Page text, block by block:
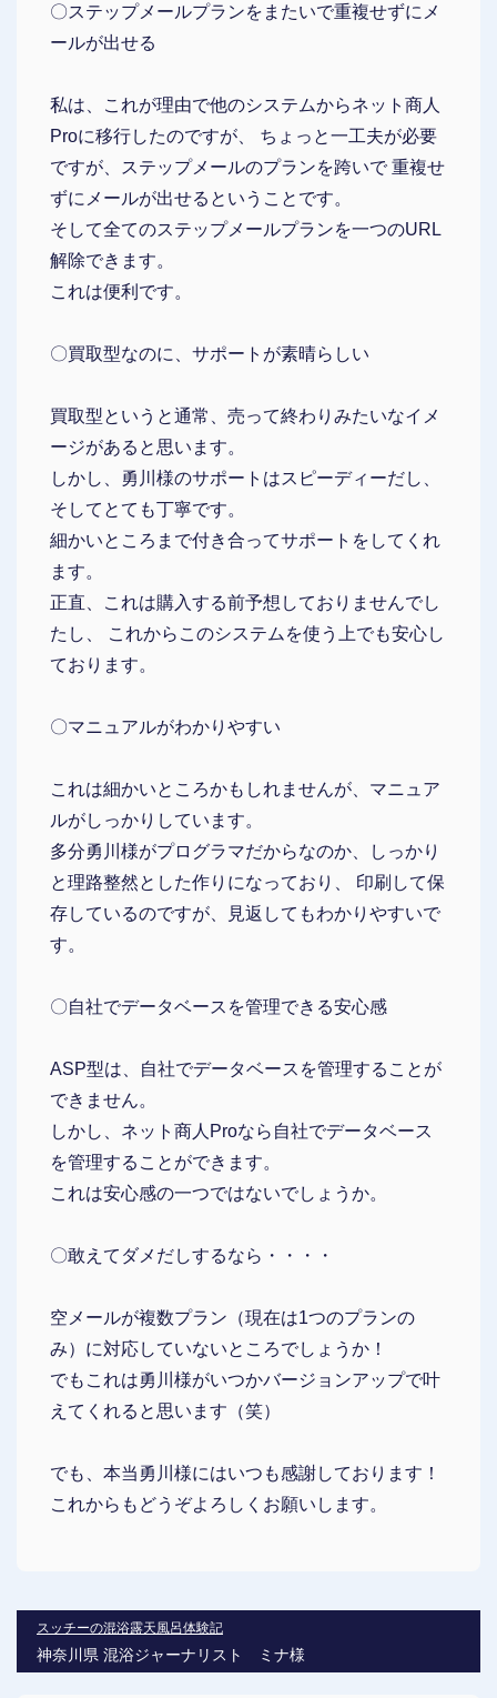
〇ステップメールプランをまたいで重複せずにメ
ールが出せる
私は、これが理由で他のシステムからネット商人
Proに移行したのですが、 ちょっと一工夫が必要
ですが、ステップメールのプランを跨いで 重複せ
ずにメールが出せるということです。
そして全てのステップメールプランを一つのURL
解除できます。
これは便利です。
〇買取型なのに、サポートが素晴らしい
買取型というと通常、売って終わりみたいなイメ
ージがあると思います。
しかし、勇川様のサポートはスピーディーだし、
そしてとても丁寧です。
細かいところまで付き合ってサポートをしてくれ
ます。
正直、これは購入する前予想しておりませんでし
たし、 これからこのシステムを使う上でも安心し
ております。
〇マニュアルがわかりやすい
これは細かいところかもしれませんが、マニュア
ルがしっかりしています。
多分勇川様がプログラマだからなのか、しっかり
と理路整然とした作りになっており、 印刷して保
存しているのですが、見返してもわかりやすいで
す。
〇自社でデータベースを管理できる安心感
ASP型は、自社でデータベースを管理することが
できません。
しかし、ネット商人Proなら自社でデータベース
を管理することができます。
これは安心感の一つではないでしょうか。
〇敢えてダメだしするなら・・・・
空メールが複数プラン（現在は1つのプランの
み）に対応していないところでしょうか！
でもこれは勇川様がいつかバージョンアップで叶
えてくれると思います（笑）
でも、本当勇川様にはいつも感謝しております！
これからもどうぞよろしくお願いします。
スッチーの混浴露天風呂体験記
神奈川県 混浴ジャーナリスト ミナ様